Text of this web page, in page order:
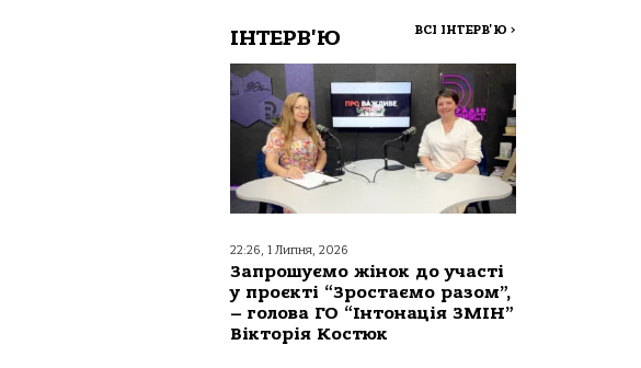
ІНТЕРВ'Ю ВСІ ІНТЕРВ'Ю >
22:26, 1 Липня, 2026
Запрошуємо жінок до участі
у проєкті “Зростаємо разом”,
– голова ГО “Інтонація ЗМІН”
Вікторія Костюк